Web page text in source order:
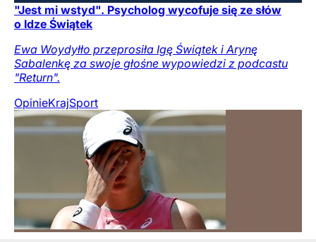
"Jest mi wstyd". Psycholog wycofuje się ze słów
o Idze Świątek
Ewa Woydyłło przeprosiła Igę Świątek i Arynę
Sabalenkę za swoje głośne wypowiedzi z podcastu
"Return".
OpinieKrajSport